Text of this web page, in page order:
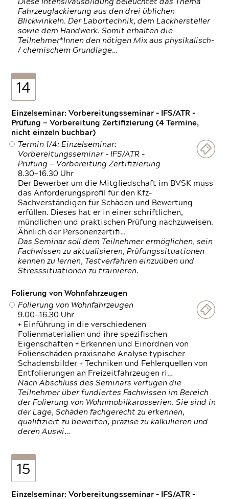
Diese Intensivausbildung beleuchtet das Thema
Fahrzeuglackierung aus den drei üblichen
Blickwinkeln. Der Labortechnik, dem Lackhersteller
sowie dem Handwerk. Somit erhalten die
Teilnehmer*Innen den nötigen Mix aus physikalisch-
/ chemischem Grundlage…
14
Einzelseminar: Vorbereitungsseminar - IFS/ATR -
Prüfung — Vorbereitung Zertifizierung (4 Termine,
nicht einzeln buchbar)
Termin 1/4: Einzelseminar:
Vorbereitungsseminar - IFS/ATR -
Prüfung — Vorbereitung Zertifizierung
8.30—16.30 Uhr
Der Bewerber um die Mitgliedschaft im BVSK muss
das Anforderungsprofil für den Kfz-
Sachverständigen für Schäden und Bewertung
erfüllen. Dieses hat er in einer schriftlichen,
mündlichen und praktischen Prüfung nachzuweisen.
Ähnlich der Personenzertifi…
Das Seminar soll dem Teilnehmer ermöglichen, sein
Fachwissen zu aktualisieren, Prüfungssituationen
kennen zu lernen, Testverfahren einzuüben und
Stresssituationen zu trainieren.
Folierung von Wohnfahrzeugen
Folierung von Wohnfahrzeugen
9.00—16.30 Uhr
+ Einführung in die verschiedenen
Folienmaterialien und ihre spezifischen
Eigenschaften + Erkennen und Einordnen von
Folienschäden praxisnahe Analyse typischer
Schadensbilder + Techniken und Fehlerquellen von
Entfolierungen an Freizeitfahrzeugen ri…
Nach Abschluss des Seminars verfügen die
Teilnehmer über fundiertes Fachwissen im Bereich
der Folierung von Wohnmobilkarosserien. Sie sind in
der Lage, Schäden fachgerecht zu erkennen,
qualifiziert zu bewerten, präzise zu kalkulieren und
deren Auswi…
15
Einzelseminar: Vorbereitungsseminar - IFS/ATR -